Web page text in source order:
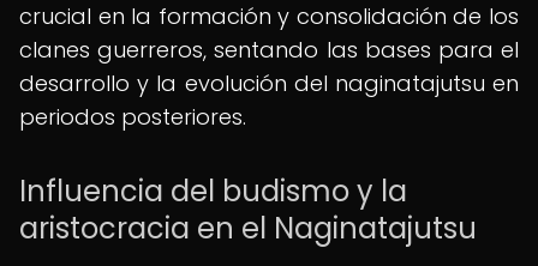
crucial en la formación y consolidación de los
clanes guerreros, sentando las bases para el
desarrollo y la evolución del naginatajutsu en
periodos posteriores.
Influencia del budismo y la
aristocracia en el Naginatajutsu